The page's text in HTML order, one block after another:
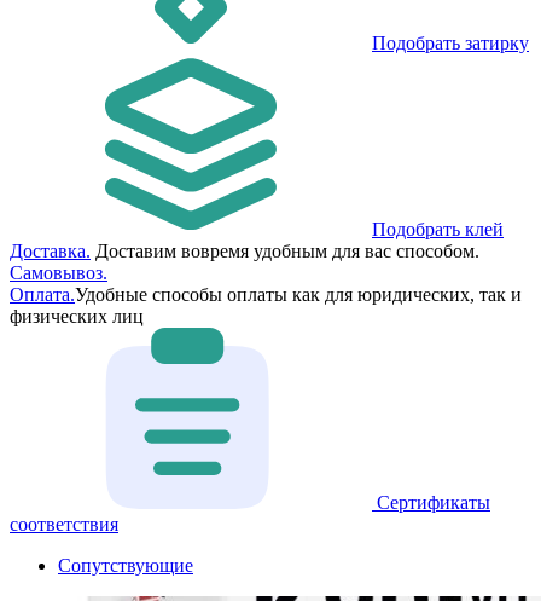
Подобрать затирку
Подобрать клей
Доставка. Доставим вовремя удобным для вас способом.
Самовывоз.
Оплата.Удобные способы оплаты как для юридических, так и
физических лиц
Сертификаты
соответствия
Сопутствующие